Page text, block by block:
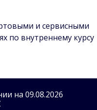
и сервисными
по внутреннему курсу
на 09.08.2026